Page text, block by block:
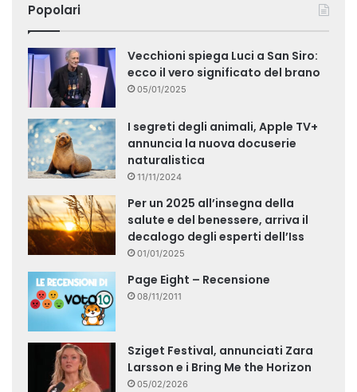
Popolari
Vecchioni spiega Luci a San Siro:
ecco il vero significato del brano
05/01/2025
I segreti degli animali, Apple TV+
annuncia la nuova docuserie
naturalistica
11/11/2024
Per un 2025 all’insegna della
salute e del benessere, arriva il
decalogo degli esperti dell’Iss
01/01/2025
Page Eight – Recensione
08/11/2011
Sziget Festival, annunciati Zara
Larsson e i Bring Me the Horizon
05/02/2026